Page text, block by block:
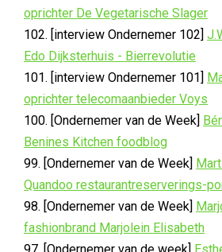
oprichter De Vegetarische Slager
102. [interview Ondernemer 102]
Edo Dijksterhuis - Bierrevolutie
101. [interview Ondernemer 101]
oprichter telecomaanbieder Voys
100. [Ondernemer van de Week]
Benines Kitchen foodblog
99. [Ondernemer van de Week]
Quandoo restaurantreserverings-
98. [Ondernemer van de Week]
fashionbrand Marjolein Elisabeth